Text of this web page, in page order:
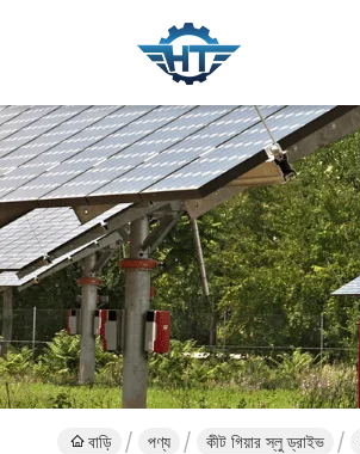
বাড়ি পণ্য কীট গিয়ার স্লু ড্রাইভ